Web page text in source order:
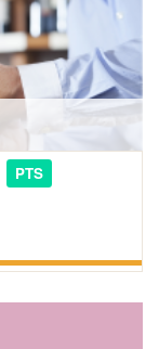
PTS